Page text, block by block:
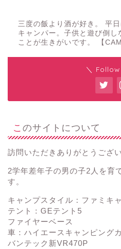
三度の飯より酒が好き。 平
キャンパー。子供と遊び倒し
ことが生きがいです。 【
＼
このサイトについて
訪問いただきありがとうござ
2学年差年子の男の子2人を育
す。
キャンプスタイル：ファミキ
テント：GEテント5
ファイヤーベース
車：ハイエースキャンピング
バンテック新VR470P